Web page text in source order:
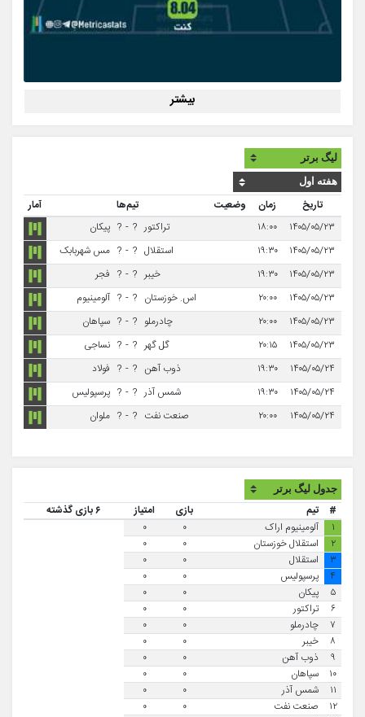
بیشتر
تاریخ زمان وضعیت تیم‌ها
آمار
۱۴۰۵/۰۵/۲۳
۱۸:۰۰ تراکتور ?
-
? پیکان
۱۴۰۵/۰۵/۲۳
۱۹:۳۰ استقلال ?
-
? مس شهربابک
۱۴۰۵/۰۵/۲۳
۱۹:۳۰ خیبر ?
-
? فجر
۱۴۰۵/۰۵/۲۳
۲۰:۰۰ اس. خوزستان ?
-
? آلومینیوم
۱۴۰۵/۰۵/۲۳
۲۰:۰۰ چادرملو ?
-
? سپاهان
۱۴۰۵/۰۵/۲۳
۲۰:۱۵ گل گهر ?
-
? نساجی
۱۴۰۵/۰۵/۲۴
۱۹:۳۰ ذوب آهن ?
-
? فولاد
۱۴۰۵/۰۵/۲۴
۱۹:۳۰ شمس آذر ?
-
? پرسپولیس
۱۴۰۵/۰۵/۲۴
۲۰:۰۰ صنعت نفت ?
-
? ملوان
# تیم بازی امتیاز
۶ بازی گذشته
۱
آلومینیوم اراک ۰
۰
۲
استقلال خوزستان ۰
۰
۳
استقلال ۰
۰
۴
پرسپولیس ۰
۰
۵
پیکان ۰
۰
۶
تراکتور ۰
۰
۷
چادرملو ۰
۰
۸
خیبر ۰
۰
۹
ذوب آهن ۰
۰
۱۰
سپاهان ۰
۰
۱۱
شمس آذر ۰
۰
۱۲
صنعت نفت ۰
۰